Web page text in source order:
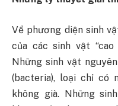
Về phương diện sinh
của các sinh vật
Những sinh vật
(bacteria), loại chỉ có
không già. Những